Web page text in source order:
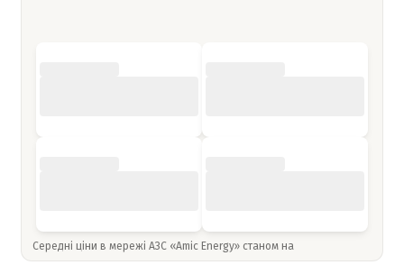
Середні ціни в мережі АЗС «Amic Energy» станом на